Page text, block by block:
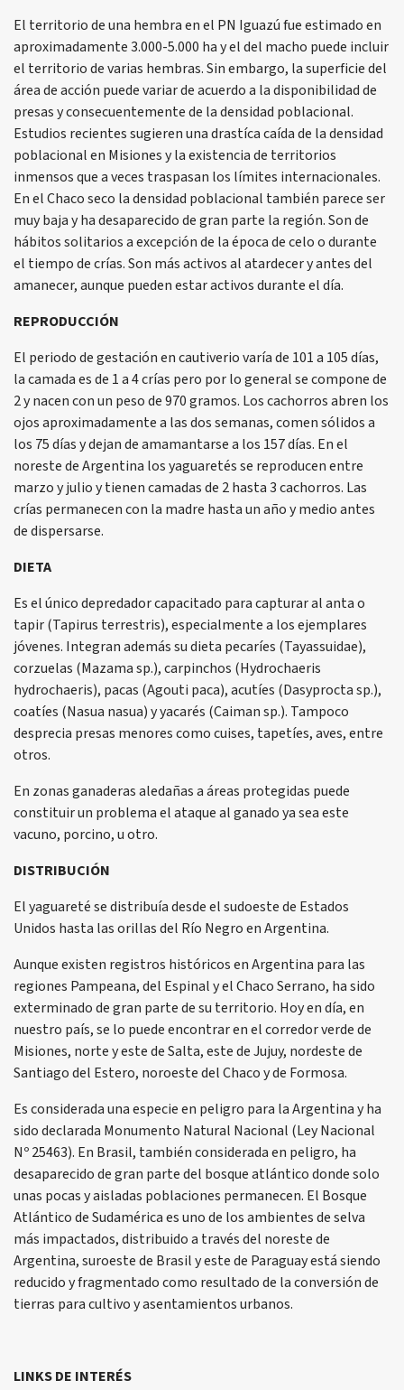
El territorio de una hembra en el PN Iguazú fue estimado en
aproximadamente 3.000-5.000 ha y el del macho puede incluir
el territorio de varias hembras. Sin embargo, la superficie del
área de acción puede variar de acuerdo a la disponibilidad de
presas y consecuentemente de la densidad poblacional.
Estudios recientes sugieren una drastíca caída de la densidad
poblacional en Misiones y la existencia de territorios
inmensos que a veces traspasan los límites internacionales.
En el Chaco seco la densidad poblacional también parece ser
muy baja y ha desaparecido de gran parte la región. Son de
hábitos solitarios a excepción de la época de celo o durante
el tiempo de crías. Son más activos al atardecer y antes del
amanecer, aunque pueden estar activos durante el día.
REPRODUCCIÓN
El periodo de gestación en cautiverio varía de 101 a 105 días,
la camada es de 1 a 4 crías pero por lo general se compone de
2 y nacen con un peso de 970 gramos. Los cachorros abren los
ojos aproximadamente a las dos semanas, comen sólidos a
los 75 días y dejan de amamantarse a los 157 días. En el
noreste de Argentina los yaguaretés se reproducen entre
marzo y julio y tienen camadas de 2 hasta 3 cachorros. Las
crías permanecen con la madre hasta un año y medio antes
de dispersarse.
DIETA
Es el único depredador capacitado para capturar al anta o
tapir (Tapirus terrestris), especialmente a los ejemplares
jóvenes. Integran además su dieta pecaríes (Tayassuidae),
corzuelas (Mazama sp.), carpinchos (Hydrochaeris
hydrochaeris), pacas (Agouti paca), acutíes (Dasyprocta sp.),
coatíes (Nasua nasua) y yacarés (Caiman sp.). Tampoco
desprecia presas menores como cuises, tapetíes, aves, entre
otros.
En zonas ganaderas aledañas a áreas protegidas puede
constituir un problema el ataque al ganado ya sea este
vacuno, porcino, u otro.
DISTRIBUCIÓN
El yaguareté se distribuía desde el sudoeste de Estados
Unidos hasta las orillas del Río Negro en Argentina.
Aunque existen registros históricos en Argentina para las
regiones Pampeana, del Espinal y el Chaco Serrano, ha sido
exterminado de gran parte de su territorio. Hoy en día, en
nuestro país, se lo puede encontrar en el corredor verde de
Misiones, norte y este de Salta, este de Jujuy, nordeste de
Santiago del Estero, noroeste del Chaco y de Formosa.
Es considerada una especie en peligro para la Argentina y ha
sido declarada Monumento Natural Nacional (Ley Nacional
Nº 25463). En Brasil, también considerada en peligro, ha
desaparecido de gran parte del bosque atlántico donde solo
unas pocas y aisladas poblaciones permanecen. El Bosque
Atlántico de Sudamérica es uno de los ambientes de selva
más impactados, distribuido a través del noreste de
Argentina, suroeste de Brasil y este de Paraguay está siendo
reducido y fragmentado como resultado de la conversión de
tierras para cultivo y asentamientos urbanos.
LINKS DE INTERÉS